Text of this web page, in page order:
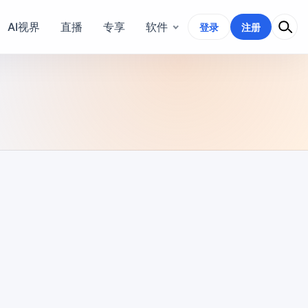
AI视界 直播 专享 软件 登录 注册